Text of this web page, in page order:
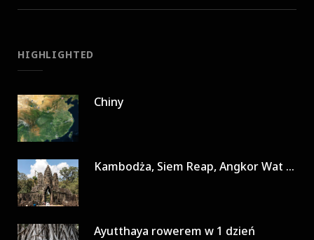
HIGHLIGHTED
Chiny
Kambodża, Siem Reap, Angkor Wat w 3 dni
Ayutthaya rowerem w 1 dzień